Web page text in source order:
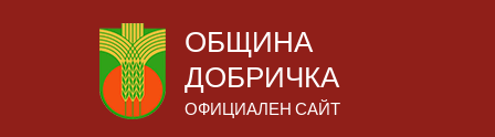
ОБЩИНА
ДОБРИЧКА
ОФИЦИАЛЕН САЙТ